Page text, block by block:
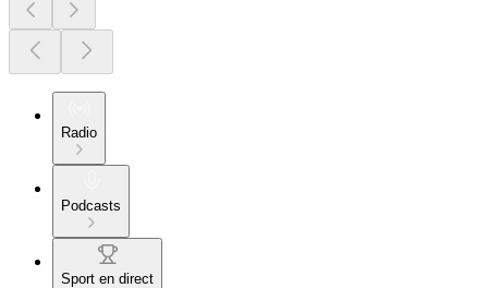
Radio
Podcasts
Sport en direct